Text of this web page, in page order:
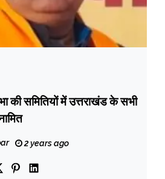
की समितियों में उत्तराखंड के सभी
2 years ago